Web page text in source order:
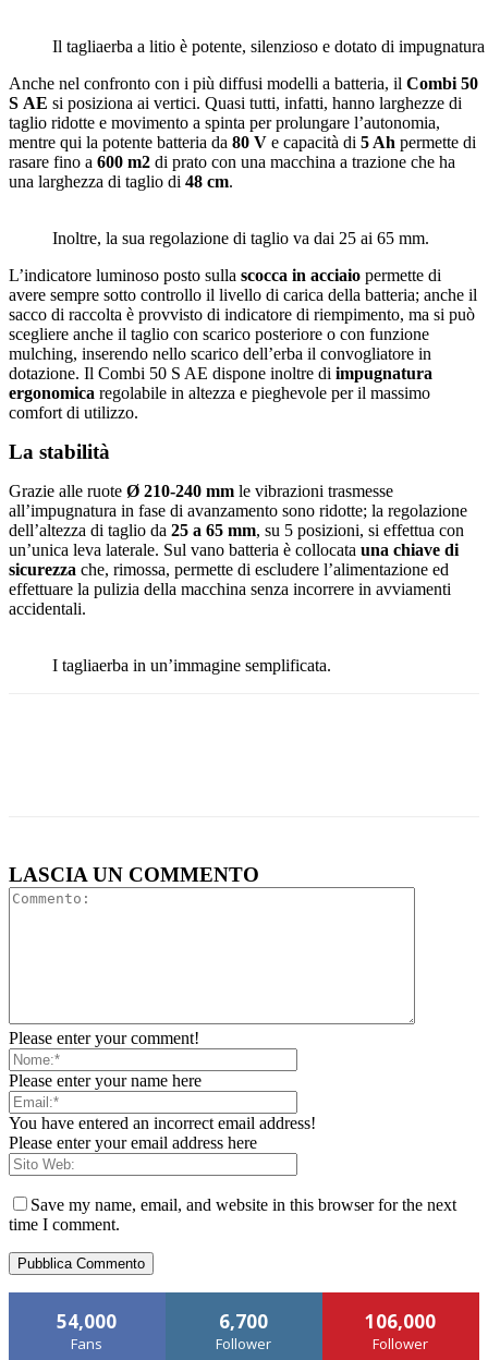
Il tagliaerba a litio è potente, silenzioso e dotato di
Anche nel confronto con i più diffusi modelli a batteria, il Combi 50
S AE si posiziona ai vertici. Quasi tutti, infatti, hanno larghezze di
taglio ridotte e movimento a spinta per prolungare l’autonomia,
mentre qui la potente batteria da 80 V e capacità di 5 Ah permette di
rasare fino a 600 m2 di prato con una macchina a trazione che ha
una larghezza di taglio di 48 cm.
Inoltre, la sua regolazione di taglio va dai 25 ai 65 mm.
L’indicatore luminoso posto sulla scocca in acciaio permette di
avere sempre sotto controllo il livello di carica della batteria; anche il
sacco di raccolta è provvisto di indicatore di riempimento, ma si può
scegliere anche il taglio con scarico posteriore o con funzione
mulching, inserendo nello scarico dell’erba il convogliatore in
dotazione. Il Combi 50 S AE dispone inoltre di impugnatura
ergonomica regolabile in altezza e pieghevole per il massimo
comfort di utilizzo.
La stabilità
Grazie alle ruote Ø 210-240 mm le vibrazioni trasmesse
all’impugnatura in fase di avanzamento sono ridotte; la regolazione
dell’altezza di taglio da 25 a 65 mm, su 5 posizioni, si effettua con
un’unica leva laterale. Sul vano batteria è collocata una chiave di
sicurezza che, rimossa, permette di escludere l’alimentazione ed
effettuare la pulizia della macchina senza incorrere in avviamenti
accidentali.
I tagliaerba in un’immagine semplificata.
LASCIA UN COMMENTO
Please enter your comment!
Please enter your name here
You have entered an incorrect email address!
Please enter your email address here
Save my name, email, and website in this browser for the next
time I comment.
54,000
Fans
6,700
Follower
106,000
Follower